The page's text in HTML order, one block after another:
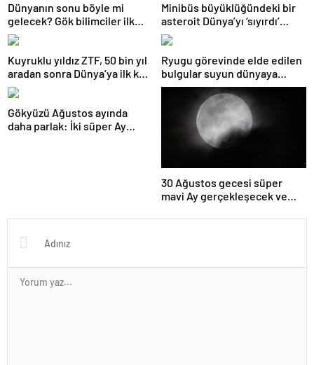
Dünyanın sonu böyle mi
gelecek? Gök bilimciler ilk
kez sönen yıldızın gezegeni
yutmasına tanık oldu
Minibüs büyüklüğündeki bir
asteroit Dünya’yı ‘sıyırdı’
geçti
Kuyruklu yıldız ZTF, 50 bin yıl
aradan sonra Dünya’ya ilk kez
çok yaklaşacak
Ryugu görevinde elde edilen
bulgular suyun dünyaya
asteroitlerce getirilmiş
olabileceğini gösteriyor
Gökyüzü Ağustos ayında
daha parlak: İki süper Ay
30 Ağustos gecesi süper
mavi Ay gerçekleşecek ve
olacak